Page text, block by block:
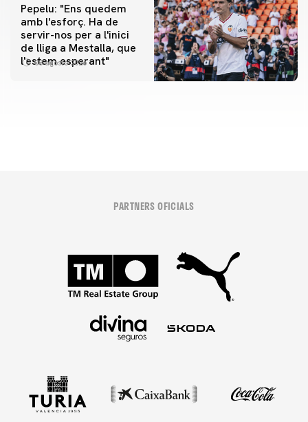
Pepelu: "Ens quedem
amb l'esforç. Ha de
servir-nos per a l'inici
de lliga a Mestalla, que
l'estem esperant"
08 agosto 2026
PRIMER EQUIP
📸 #ValenciaNUFC
PRIMER EQUIP
MESTALLA 📍
PARTNERS OFICIALS